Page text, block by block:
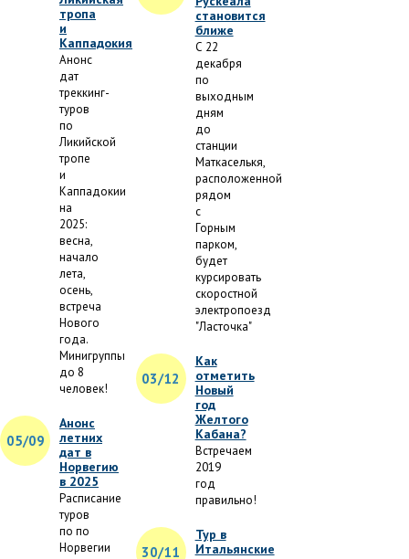
тропа
и
Каппадокия
Анонс
дат
треккинг-
туров
по
Ликийской
тропе
и
Каппадокии
на
2025:
весна,
начало
лета,
осень,
встреча
Нового
года.
Минигруппы
до 8
человек!
05/09
Анонс
летних
дат в
Норвегию
в 2025
Расписание
туров
по по
Норвегии
становится
ближе
С 22
декабря
по
выходным
дням
до
станции
Маткаселькя,
расположенной
рядом
с
Горным
парком,
будет
курсировать
скоростной
электропоезд
"Ласточка"
03/12
Как
отметить
Новый
год
Желтого
Кабана?
Встречаем
2019
год
правильно!
30/11
Тур в
Итальянские